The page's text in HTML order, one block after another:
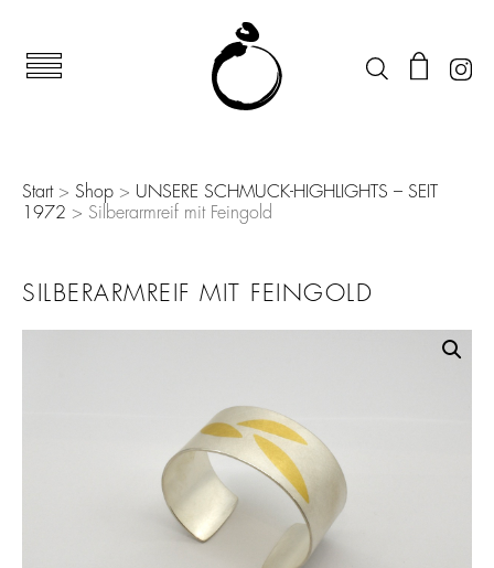
Start> Shop > UNSERE SCHMUCK-HIGHLIGHTS – SEIT
1972 > Silberarmreif mit Feingold
SILBERARMREIF MIT FEINGOLD